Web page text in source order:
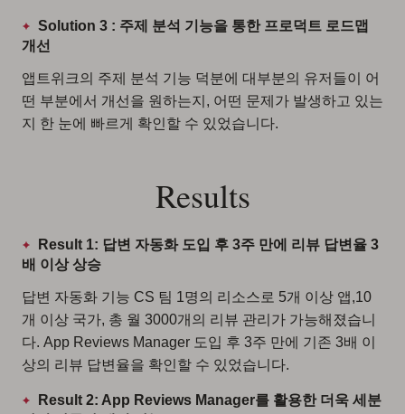
Solution 3 : 주제 분석 기능을 통한 프로덕트 로드맵
개선
앱트위크의 주제 분석 기능 덕분에 대부분의 유저들이 어
떤 부분에서 개선을 원하는지, 어떤 문제가 발생하고 있는
지 한 눈에 빠르게 확인할 수 있었습니다.
Results
Result 1: 답변 자동화 도입 후 3주 만에 리뷰 답변율 3
배 이상 상승
답변 자동화 기능 CS 팀 1명의 리소스로 5개 이상 앱,10
개 이상 국가, 총 월 3000개의 리뷰 관리가 가능해졌습니
다. App Reviews Manager 도입 후 3주 만에 기존 3배 이
상의 리뷰 답변율을 확인할 수 있었습니다.
Result 2: App Reviews Manager를 활용한 더욱 세분